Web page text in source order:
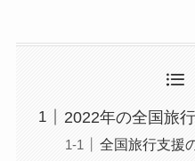
2022年の全国旅
全国旅行支援